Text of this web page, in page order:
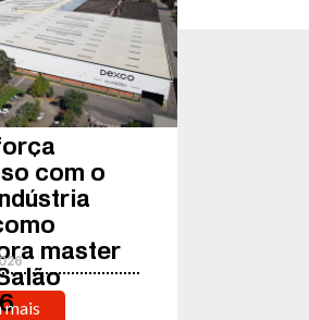
com o
master
mais